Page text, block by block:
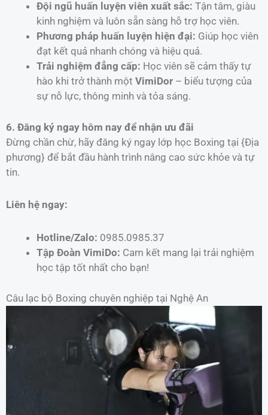
Đội ngũ huấn luyện viên xuất sắc: Tận tâm, giàu
kinh nghiệm và luôn sẵn sàng hỗ trợ học viên.
Phương pháp huấn luyện hiện đại: Giúp học viên
đạt kết quả nhanh chóng và hiệu quả.
Trải nghiệm đẳng cấp: Học viên sẽ cảm thấy tự
hào khi trở thành một VimiDor – biểu tượng của
sự nỗ lực, thông minh và tỏa sáng.
6. Đăng ký ngay hôm nay để nhận ưu đãi
Đừng chần chừ, hãy đăng ký ngay lớp học Boxing tại {Địa
phương} để bắt đầu hành trình nâng cao sức khỏe và tự
tin.
Liên hệ ngay:
Hotline/Zalo: 0985.0985.37
Tập Đoàn VimiDo: Cam kết mang lại trải nghiệm
học tập tốt nhất cho bạn!
Câu lạc bộ Boxing chuyên nghiệp tại Nghệ An